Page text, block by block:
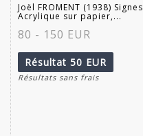
Joël FROMENT (1938) Signes
Acrylique sur papier,...
80 - 150 EUR
Résultat 50 EUR
Résultats sans frais